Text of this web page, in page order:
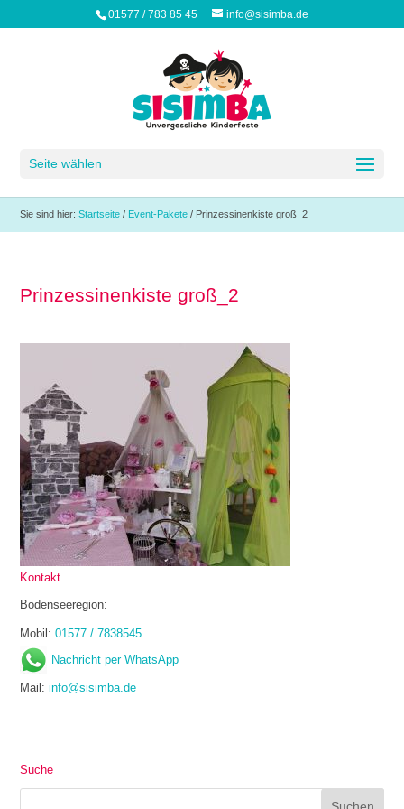
01577 / 783 85 45 info@sisimba.de
Seite wählen
Sie sind hier:Startseite / Event-Pakete / Prinzessinenkiste groß_2
Prinzessinenkiste groß_2
Kontakt
Bodenseeregion:
Mobil:01577 / 7838545
Nachricht per WhatsApp
Mail:info@sisimba.de
Suche